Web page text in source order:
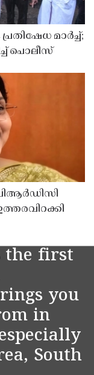
മാർച്ച്;
പൊലീസ്
the first
you
in
South